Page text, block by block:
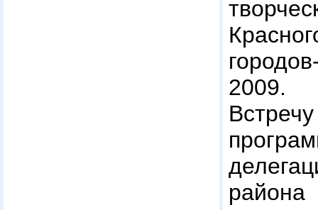
2009.